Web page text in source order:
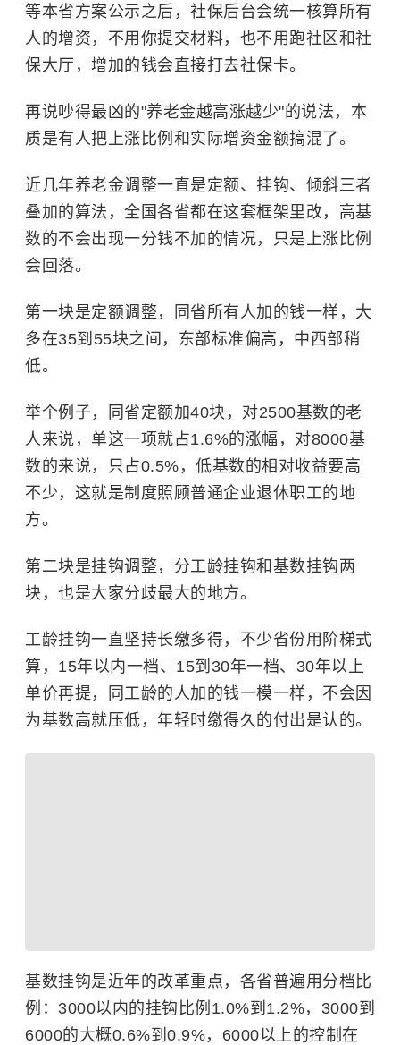
等本省方案公示之后，社保后台会统一核算所有
人的增资，不用你提交材料，也不用跑社区和社
保大厅，增加的钱会直接打去社保卡。
再说吵得最凶的"养老金越高涨越少"的说法，本
质是有人把上涨比例和实际增资金额搞混了。
近几年养老金调整一直是定额、挂钩、倾斜三者
叠加的算法，全国各省都在这套框架里改，高基
数的不会出现一分钱不加的情况，只是上涨比例
会回落。
第一块是定额调整，同省所有人加的钱一样，大
多在35到55块之间，东部标准偏高，中西部稍
低。
举个例子，同省定额加40块，对2500基数的老
人来说，单这一项就占1.6%的涨幅，对8000基
数的来说，只占0.5%，低基数的相对收益要高
不少，这就是制度照顾普通企业退休职工的地
方。
第二块是挂钩调整，分工龄挂钩和基数挂钩两
块，也是大家分歧最大的地方。
工龄挂钩一直坚持长缴多得，不少省份用阶梯式
算，15年以内一档、15到30年一档、30年以上
单价再提，同工龄的人加的钱一模一样，不会因
为基数高就压低，年轻时缴得久的付出是认的。
基数挂钩是近年的改革重点，各省普遍用分档比
例：3000以内的挂钩比例1.0%到1.2%，3000到
6000的大概0.6%到0.9%，6000以上的控制在